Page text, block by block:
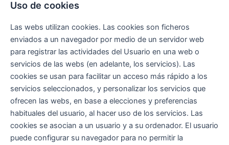
Uso de cookies
Las webs utilizan cookies. Las cookies son ficheros
enviados a un navegador por medio de un servidor web
para registrar las actividades del Usuario en una web o
servicios de las webs (en adelante, los servicios). Las
cookies se usan para facilitar un acceso más rápido a los
servicios seleccionados, y personalizar los servicios que
ofrecen las webs, en base a elecciones y preferencias
habituales del usuario, al hacer uso de los servicios. Las
cookies se asocian a un usuario y a su ordenador. El usuario
puede configurar su navegador para no permitir la